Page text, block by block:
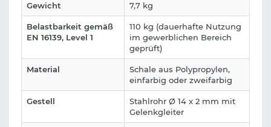
Gewicht 7,7 kg
Belastbarkeit gemäß
EN 16139, Level 1
110 kg (dauerhafte Nutzung
im gewerblichen Bereich
geprüft)
Material
Schale aus Polypropylen,
einfarbig oder zweifarbig
Gestell
Stahlrohr Ø 14 x 2 mm mit
Gelenkgleiter